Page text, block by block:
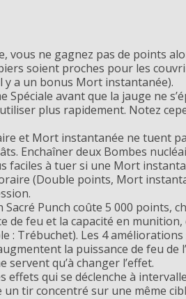
vous ne gagnez pas de points
soient proches pour les
y a un bonus Mort instantanée).
Spéciale avant que la jauge ne
plus rapidement. Notez
et Mort instantanée ne tuent
Enchaîner deux Bombes
faciles à tuer si une Mort
(Double points, Mort
Punch coûte 5 000 points,
de feu et la capacité en
: Trébuchet). Les 4
la puissance de feu de
qu’à changer l’effet.
effets qui se déclenche à
tir concentré sur une même